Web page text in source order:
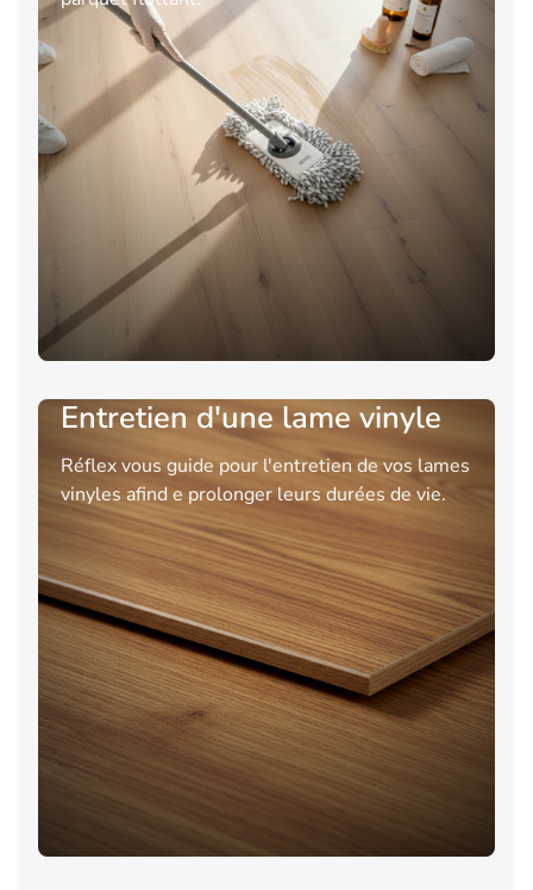
Entretien d'une lame vinyle
Réflex vous guide pour l'entretien de vos lames
vinyles afind e prolonger leurs durées de vie.